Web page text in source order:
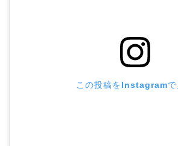
この投稿をInstagramで